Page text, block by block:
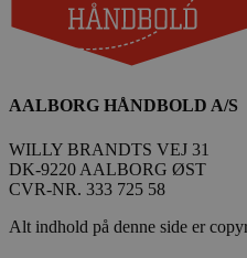
AALBORG HÅNDBOLD A/S
WILLY BRANDTS VEJ 31
DK-9220 AALBORG ØST
CVR-NR. 333 725 58
Alt indhold på denne side er